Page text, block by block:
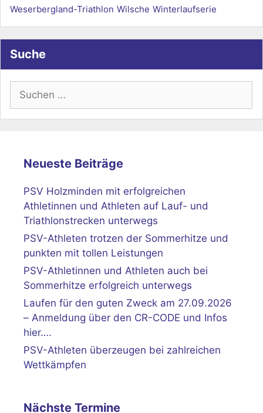
Weserbergland-Triathlon Wilsche Winterlaufserie
Suche
nach:
Neueste Beiträge
PSV Holzminden mit erfolgreichen
Athletinnen und Athleten auf Lauf- und
Triathlonstrecken unterwegs
PSV-Athleten trotzen der Sommerhitze und
punkten mit tollen Leistungen
PSV-Athletinnen und Athleten auch bei
Sommerhitze erfolgreich unterwegs
Laufen für den guten Zweck am 27.09.2026
– Anmeldung über den CR-CODE und Infos
hier….
PSV-Athleten überzeugen bei zahlreichen
Wettkämpfen
Nächste Termine